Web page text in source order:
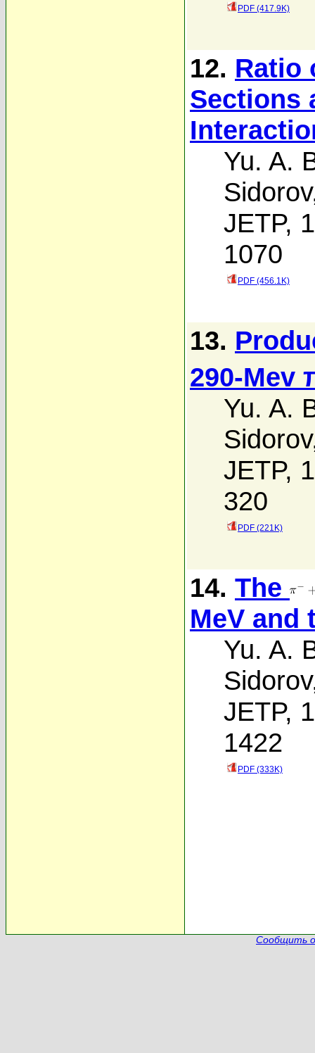
PDF (417.9K)
12. Ratio
Sections
Yu. A.
Sidorov
JETP,
1070
PDF (456.1K)
13.
290-Mev
Yu. A.
Sidorov
JETP,
320
PDF (221K)
14. The
MeV
Yu. A.
Sidorov
JETP,
1422
PDF (333K)
Сообщить о